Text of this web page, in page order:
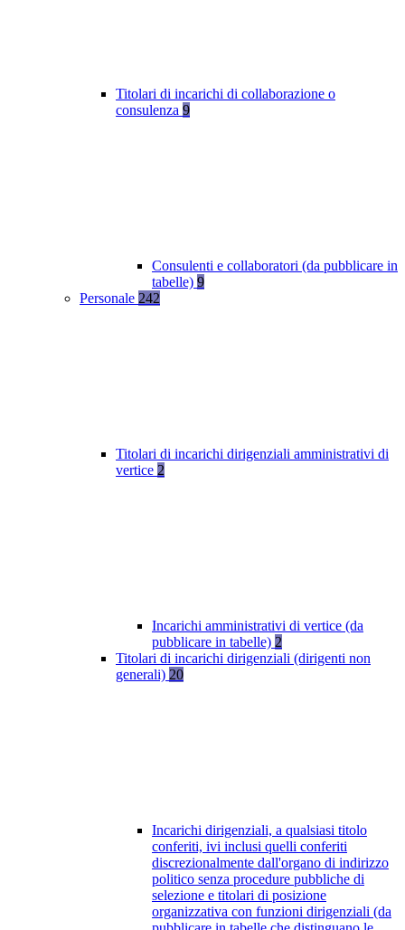
Titolari di incarichi di collaborazione o
consulenza 9
Consulenti e collaboratori (da pubblicare in
tabelle) 9
Personale 242
Titolari di incarichi dirigenziali amministrativi di
vertice 2
Incarichi amministrativi di vertice (da
pubblicare in tabelle) 2
Titolari di incarichi dirigenziali (dirigenti non
generali) 20
Incarichi dirigenziali, a qualsiasi titolo
conferiti, ivi inclusi quelli conferiti
discrezionalmente dall'organo di indirizzo
politico senza procedure pubbliche di
selezione e titolari di posizione
organizzativa con funzioni dirigenziali (da